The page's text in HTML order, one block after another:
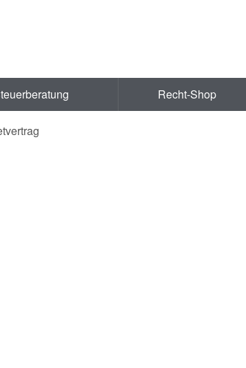
Recht-Shop